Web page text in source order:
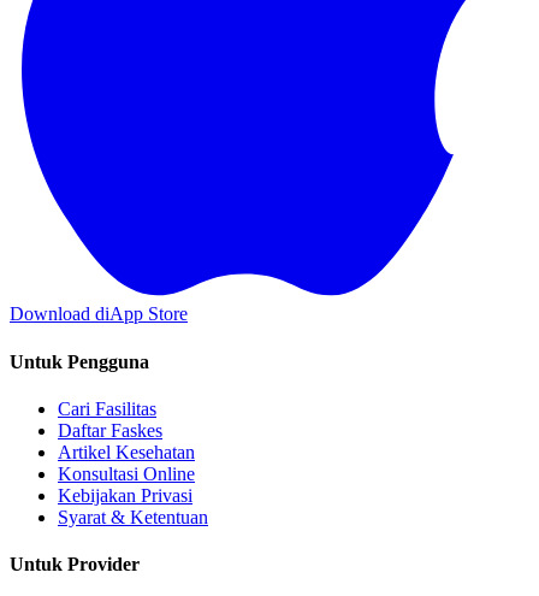
Download diApp Store
Untuk Pengguna
Cari Fasilitas
Daftar Faskes
Artikel Kesehatan
Konsultasi Online
Kebijakan Privasi
Syarat & Ketentuan
Untuk Provider